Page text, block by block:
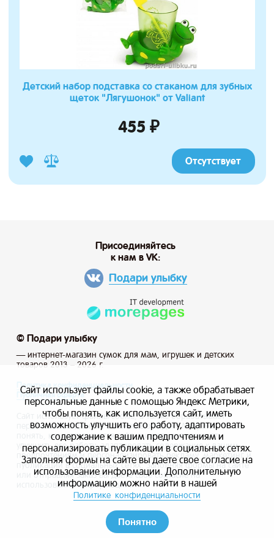
Детский набор подставка со стаканом для зубных
щеток "Лягушонок" от Valiant
455 ₽
Отсутствует
© Подари улыбку
— интернет-магазин сумок для мам, игрушек и детских
товаров 2013 – 2026 г.
Присоединяйтесь
к нам в VK:
Подари улыбку
Политика конфиденциальности
Публичная оферта
Сайт использует файлы cookie, а также обрабатывает
персональные данные с помощью Яндекс Метрики, чтобы
понять, как используется сайт, и иметь возможность
улучшить его работу, адаптировать содержание к вашим
предпочтениям и персонализировать рекламу, маркетинг и
публикации в социальных сетях. Заполняя формы на сайте
или отправляя заказ вы даете свое согласие на
использование информации.
Сайт использует файлы cookie, а также обрабатывает
персональные данные с помощью Яндекс Метрики,
чтобы понять, как используется сайт, иметь
возможность улучшить его работу, адаптировать
содержание к вашим предпочтениям и
персонализировать публикации в социальных сетях.
Заполняя формы на сайте вы даете свое согласие на
использование информации. Дополнительную
информацию можно найти в нашей
Политике конфиденциальности
Понятно